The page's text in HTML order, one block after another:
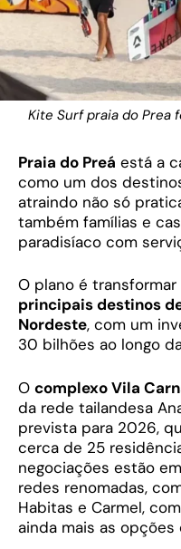
Kite Surf praia do Prea
Praia do Preá está a
como um dos
atraindo não só
também famílias e
paradisíaco com
O plano é
principais destinos
Nordeste, com um
30 bilhões ao longo
O complexo Vila
da rede tailandesa
prevista para 2026,
cerca de 25
negociações estão
redes renomadas,
Habitas e Carmel,
ainda mais as opções